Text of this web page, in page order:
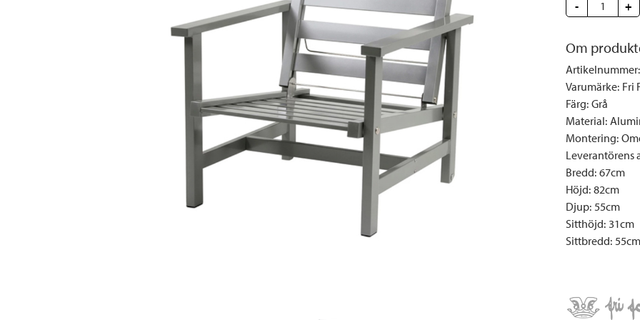
Tygstolar
Täcken och kuddar
Vedställ
Vinställ
Vitrinskåp
Garderober
Klockor
Kuddar | Plädar
Ljuslyktor | Ljusstakar
Ljus | Doft
Skafferi
Speglar
Tavlor
Vaser | Krukor
Taklampor
Utelampor
Stolar
Utekök
- +
Om
Artikelnummer:
Varumärke: Fri
Färg: Grå
Material:
Montering:
Leverantörens
Bredd: 67cm
Höjd: 82cm
Djup: 55cm
Sitthöjd: 31cm
Sittbredd: 55cm